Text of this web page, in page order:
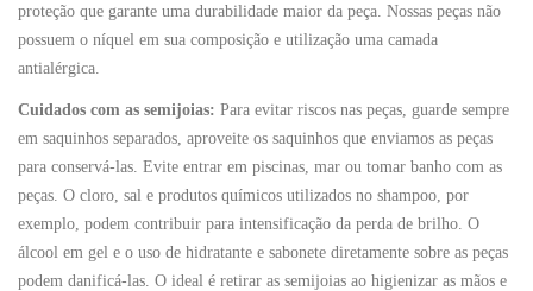
proteção que garante uma durabilidade maior da peça. Nossas peças não
possuem o níquel em sua composição e utilização uma camada
antialérgica.
Cuidados com as semijoias: Para evitar riscos nas peças, guarde sempre
em saquinhos separados, aproveite os saquinhos que enviamos as peças
para conservá-las. Evite entrar em piscinas, mar ou tomar banho com as
peças. O cloro, sal e produtos químicos utilizados no shampoo, por
exemplo, podem contribuir para intensificação da perda de brilho. O
álcool em gel e o uso de hidratante e sabonete diretamente sobre as peças
podem danificá-las. O ideal é retirar as semijoias ao higienizar as mãos e